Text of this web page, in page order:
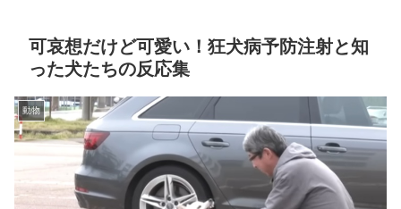
可哀想だけど可愛い！狂犬病予防注射と知
った犬たちの反応集
動物